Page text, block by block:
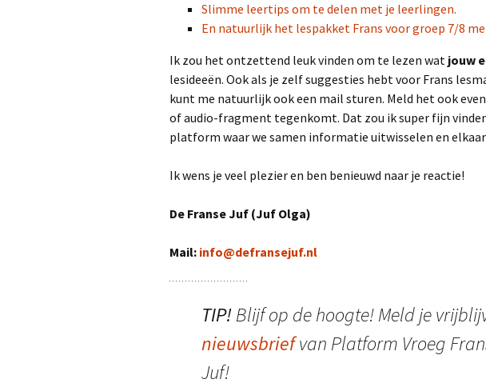
Slimme leertips om te delen met je leerlingen.
En natuurlijk het lespakket Frans voor groep 7/8
Ik zou het ontzettend leuk vinden om te lezen wat jouw
lesideeën. Ook als je zelf suggesties hebt voor Frans
kunt me natuurlijk ook een mail sturen. Meld het ook
of audio-fragment tegenkomt. Dat zou ik super fijn
platform waar we samen informatie uitwisselen en
Ik wens je veel plezier en ben benieuwd naar je reactie!
De Franse Juf (Juf Olga)
Mail: info@defransejuf.nl
TIP!Blijf op de hoogte! Meld je
nieuwsbriefvan Platform Vroeg
Juf!